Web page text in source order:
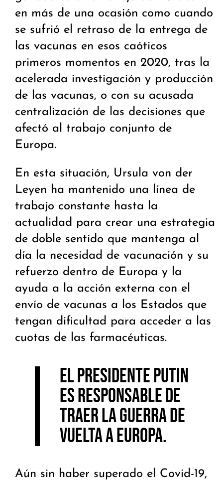
en más de una ocasión como cuando
se sufrió el retraso de la entrega de
las vacunas en esos caóticos
primeros momentos en 2020, tras la
acelerada investigación y producción
de las vacunas, o con su acusada
centralización de las decisiones que
afectó al trabajo conjunto de
Europa.
En esta situación, Ursula von der
Leyen ha mantenido una línea de
trabajo constante hasta la
actualidad para crear una estrategia
de doble sentido que mantenga al
día la necesidad de vacunación y su
refuerzo dentro de Europa y la
ayuda a la acción externa con el
envío de vacunas a los Estados que
tengan dificultad para acceder a las
cuotas de las farmacéuticas.
El presidente Putin
es responsable de
traer la guerra de
vuelta a Europa.
Aún sin haber superado el Covid-19,